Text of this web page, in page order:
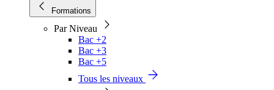
Formations
Par Niveau
Bac +2
Bac +3
Bac +5
Tous les niveaux